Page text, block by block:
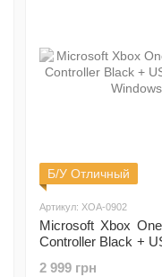
Б/У Отличный
Артикул: XOA-0902
Microsoft Xbox
Controller Black +
2 999 грн